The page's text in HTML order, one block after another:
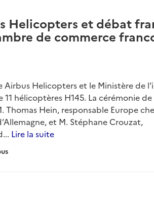
Helicopters et débat
de commerce
Helicopters et le Ministère de
hélicoptères H145. La cérémonie
Thomas Hein, responsable Europe
et M. Stéphane Crouzat,
Lire la suite